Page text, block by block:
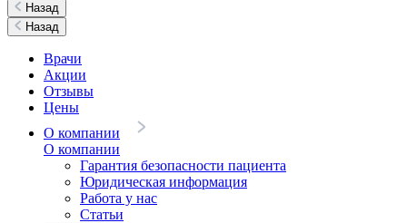
Назад
Назад
Врачи
Акции
Отзывы
Цены
О компании
О компании
Гарантия безопасности пациента
Юридическая информация
Работа у нас
Статьи